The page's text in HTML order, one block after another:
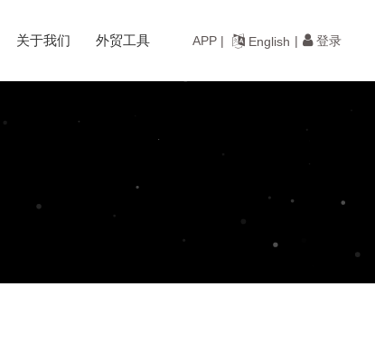
关于我们 外贸工具 APP | English | 登录